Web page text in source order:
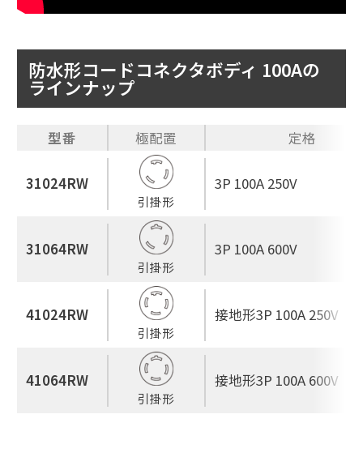
防水形コードコネクタボディ 100Aの
ラインナップ
型番 極配置 定格
31024RW
引掛形
3P 100A 250V
31064RW
引掛形
3P 100A 600V
41024RW
引掛形
接地形3P 100A 250V
41064RW
引掛形
接地形3P 100A 600V